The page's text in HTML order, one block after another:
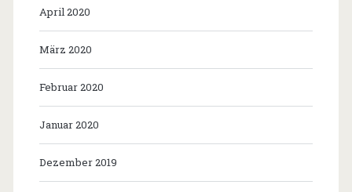
April 2020
März 2020
Februar 2020
Januar 2020
Dezember 2019